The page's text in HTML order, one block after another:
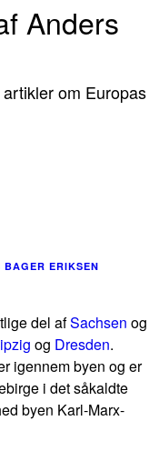
Anders
om Europas
BAGER ERIKSEN
del afSachsen og
og Dresden.
igennem byen og er
i det såkaldte
byen Karl-Marx-